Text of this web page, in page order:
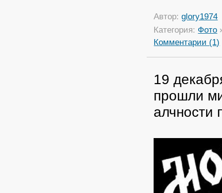
Автор:glory1974
Категория: Фото
Комментарии (1)
19
прошли
алчности